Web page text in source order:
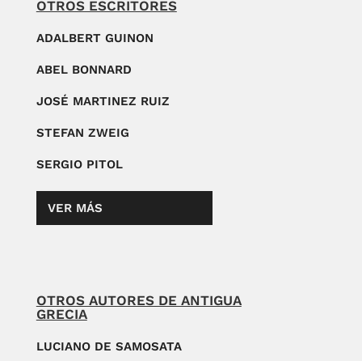
OTROS ESCRITORES
ADALBERT GUINON
ABEL BONNARD
JOSÉ MARTINEZ RUIZ
STEFAN ZWEIG
SERGIO PITOL
VER MÁS
OTROS AUTORES DE ANTIGUA
GRECIA
LUCIANO DE SAMOSATA